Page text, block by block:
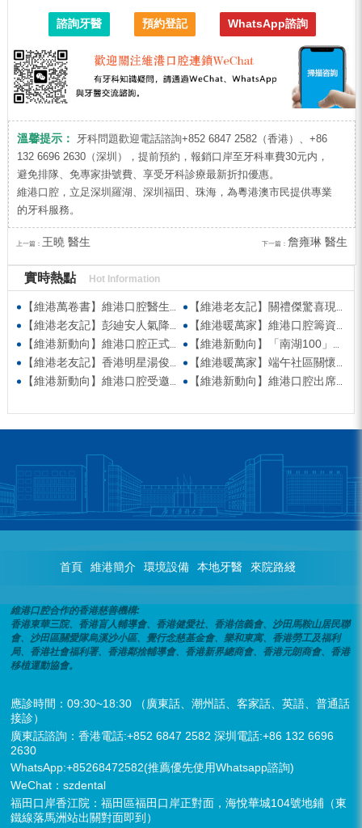
諮詢牙醫 預約登記 WhatsApp諮詢
溫馨提示：
牙科問題歡迎電話諮詢+852 6847 2582（香港）、+86
132 6696 2630（深圳），提前預約，報銷口岸至牙科車費30元内，
避免排隊、免專家掛號費、享受牙科診療最新折扣優惠。
維港口腔，立足深圳羅湖、深圳福田、珠海，為粵港澳市民提供專業
的牙科服務。
上一篇： 王曉 醫生 下一篇： 詹雍琳 醫生
實時熱點 Hot Information
【維港萬卷書】維港口腔醫生團隊受邀參與美國登士柏西諾德專題研討 聚焦無牙頜種植修復前沿策略
【維港老友記】關禮傑驚喜現身維港口腔出任明星一日CEO 即場演繹同分享經驗！
【維港老友記】彭廸安人氣降臨維港口腔任明星一日店長 勁歌熱舞快閃表演點燃全場！
【維港暖萬家】維港口腔籌資捐款援助廣西洪澇災區 攜手香港廣西南寧同鄉會共獻愛心
【維港新動向】維港口腔正式獲聘為「羅湖區社會醫療機構行業協會監事單位」
【維港新動向】「南湖100」品牌發佈會 維港口腔獲評「突出貢獻企業」殊榮
【維港老友記】香港明星湯俊明驚喜現身維港口腔 擔任明星一日店長！
【維港暖萬家】端午社區關懷行動 維港口腔始創人親臨社區慰問
【維港新動向】維港口腔受邀參與第五屆香港潮州節 共促潮州文化傳承
【維港新動向】維港口腔出席香港深圳跨境學童港校通活動 助力搭建深港兩地家庭溝通「橋樑」
首頁 維港簡介 環境設備 本地牙醫 來院路綫
維港口腔合作的香港慈善機構:
香港東華三院、香港盲人輔導會、香港健愛社、香港信義會、沙田馬鞍山居民聯
會、沙田區關愛隊烏溪沙小區、覺行念慈基金會、樂和東寓、香港勞工及福利
局、香港社會福利署、香港鄰捨輔導會、香港新界總商會、香港元朗商會、香港
移植運動協會。
應診時間：09:30~18:30 （廣東話、潮州話、客家話、英語、普通話
接診）
廣東話諮詢：香港電話:+852 6847 2582 深圳電話:+86 132 6696
2630
WhatsApp:+85268472582(推薦優先使用Whatsapp諮詢)
WeChat：szdental
福田口岸香江院：福田區福田口岸正對面，海悅華城104號地鋪（東
鐵線落馬洲站出關對面即到）